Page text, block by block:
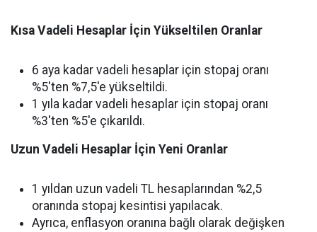
Kısa Vadeli Hesaplar İçin Yükseltilen Oranlar
6 aya kadar vadeli hesaplar için stopaj oranı
%5'ten %7,5'e yükseltildi.
1 yıla kadar vadeli hesaplar için stopaj oranı
%3'ten %5'e çıkarıldı.
Uzun Vadeli Hesaplar İçin Yeni Oranlar
1 yıldan uzun vadeli TL hesaplarından %2,5
oranında stopaj kesintisi yapılacak.
Ayrıca, enflasyon oranına bağlı olarak değişken